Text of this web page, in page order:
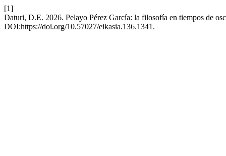
[1]
Daturi, D.E. 2026. Pelayo Pérez García: la filosofía en tiempos de
DOI:https://doi.org/10.57027/eikasia.136.1341.